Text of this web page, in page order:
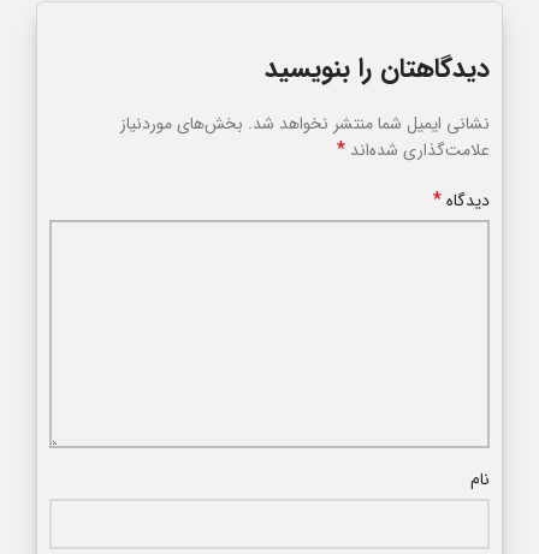
دیدگاهتان را بنویسید
نشانی ایمیل شما منتشر نخواهد شد. بخش‌های موردنیاز
علامت‌گذاری شده‌اند *
دیدگاه*
نام